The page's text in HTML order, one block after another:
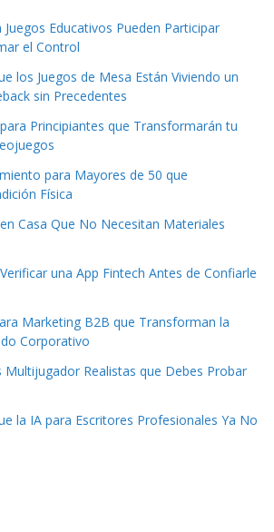
Educativos Pueden Participar
el Control
los Juegos de Mesa Están Viviendo un
sin Precedentes
Principiantes que Transformarán tu
para Mayores de 50 que
Física
Casa Que No Necesitan Materiales
una App Fintech Antes de Confiarle
Marketing B2B que Transforman la
Corporativo
Multijugador Realistas que Debes Probar
la IA para Escritores Profesionales Ya No